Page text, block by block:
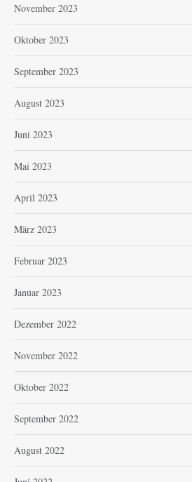
November 2023
Oktober 2023
September 2023
August 2023
Juni 2023
Mai 2023
April 2023
März 2023
Februar 2023
Januar 2023
Dezember 2022
November 2022
Oktober 2022
September 2022
August 2022